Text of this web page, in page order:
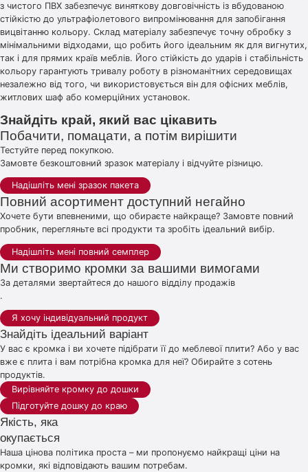
з чистого ПВХ забезпечує виняткову довговічність із вбудованою
стійкістю до ультрафіолетового випромінювання для запобігання
вицвітанню кольору. Склад матеріалу забезпечує точну обробку з
мінімальними відходами, що робить його ідеальним як для вигнутих,
так і для прямих країв меблів. Його стійкість до ударів і стабільність
кольору гарантують тривалу роботу в різноманітних середовищах
незалежно від того, чи використовується він для офісних меблів,
житлових шаф або комерційних установок.
Знайдіть край, який вас цікавить
Побачити, помацати, а потім вирішити
Тестуйте перед покупкою.
Замовте безкоштовний зразок матеріалу і відчуйте різницю.
Надішліть мені зразок пакета
Повний асортимент доступний негайно
Хочете бути впевненими, що обираєте найкраще? Замовте повний
пробник, перегляньте всі продукти та зробіть ідеальний вибір.
Надішліть мені повний семплер
Ми створимо кромки за вашими вимогами
За деталями звертайтеся до нашого відділу продажів
.
Я хочу індивідуальний продукт
Знайдіть ідеальний варіант
У вас є кромка і ви хочете підібрати її до меблевої плити? Або у вас
вже є плита і вам потрібна кромка для неї? Обирайте з сотень
продуктів.
Вирівняйте кромку до дошки
Підготуйте дошку до краю
Якість, яка
окупається
Наша цінова політика проста – ми пропонуємо найкращі ціни на
кромки, які відповідають вашим потребам.